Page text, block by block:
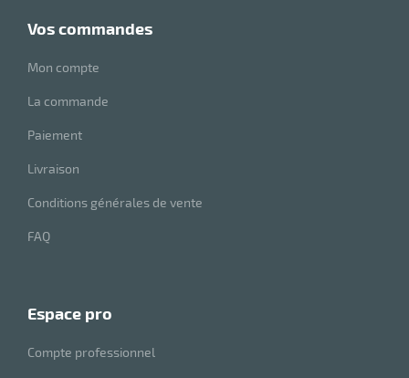
vos commandes
Mon compte
La commande
Paiement
Livraison
Conditions générales de vente
FAQ
espace pro
Compte professionnel